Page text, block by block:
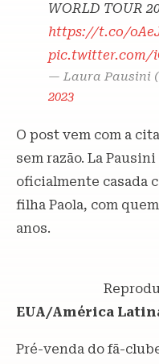
WORLD TOUR
https://t.co/
pic.twitter.com/
— Laura Pausini
2023
O post vem com a
sem razão. La
oficialmente casada
filha Paola, com
anos.
EUA/América
Pré-venda do fã-